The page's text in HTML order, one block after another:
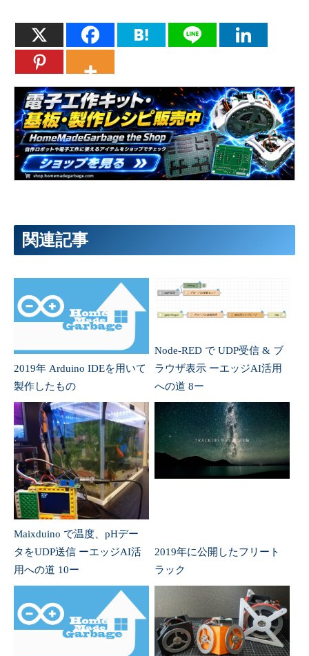
関連記事
2019年 Arduino IDEを用いて
製作したもの
Node-RED で UDP受信 & ブ
ラウザ表示 ーエッジAI活用
への道 8ー
Maixduino で温度、pHデー
タをUDP送信 ーエッジAI活
用への道 10ー
2019年に公開したフリート
ラック